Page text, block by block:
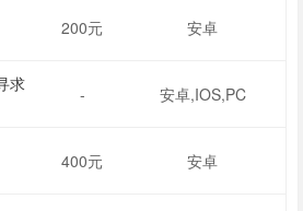
200元 安卓
求
- 安卓,IOS,PC
400元 安卓